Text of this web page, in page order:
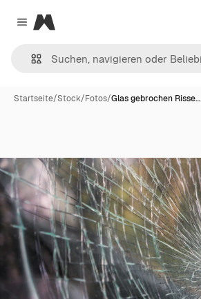
Close menu
Magnific
Startseite/Stock/Fotos/Glas gebrochen Risse…